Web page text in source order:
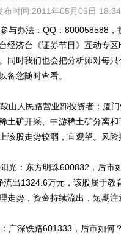
布时间:2011年05月06日
与办法：QQ：800058588，
经济台《证券节目》互动专
同时我们也会把分析师对每
备您随时查看。
山人民路营业部投资者：厦
土矿开采、中游稀土矿分离
该股走势较弱，宜观望。风险
光：东方明珠600832，后市
流出1324.6万元，该股属于教
走势，资金持续流出，短期注
广深铁路601333，后市如何